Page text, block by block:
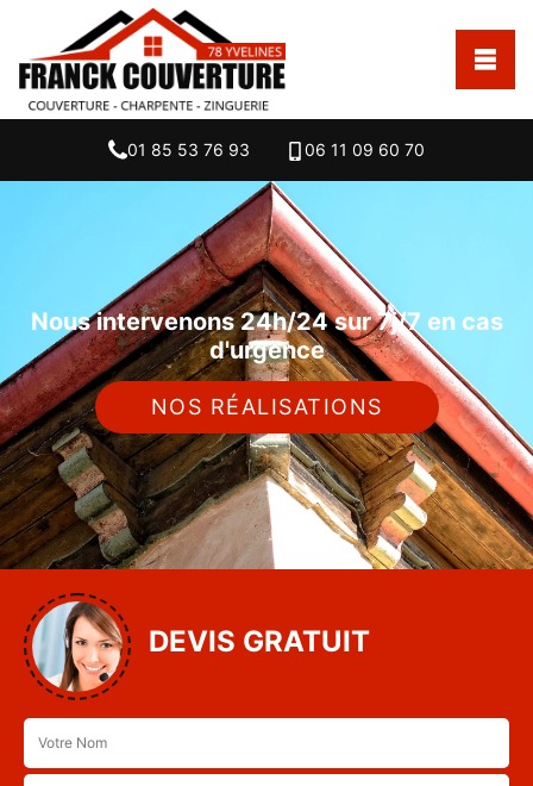
01 85 53 76 93 06 11 09 60 70
Nous intervenons 24h/24 sur 7j/7 en cas
d'urgence
NOS RÉALISATIONS
DEVIS GRATUIT